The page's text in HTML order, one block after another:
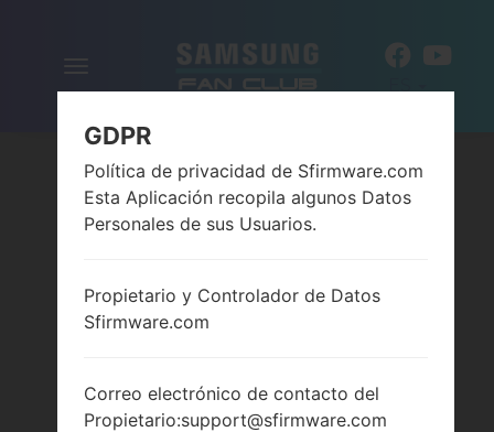
la
navegación
GDPR
Política de privacidad de Sfirmware.com
Esta Aplicación recopila algunos Datos
Personales de sus Usuarios.
Propietario y Controlador de Datos
Sfirmware.com
Correo electrónico de contacto del
Propietario:support@sfirmware.com